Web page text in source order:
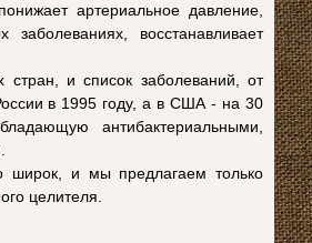
артериальное давление,
восстанавливает
стран, и список заболеваний, от
в 1995 году, а в США - на 30
антибактериальными,
широк, и мы предлагаем только
целителя.